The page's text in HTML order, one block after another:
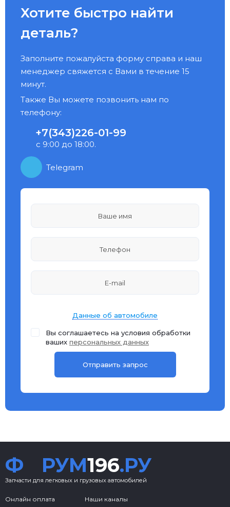
Хотите быстро найти
деталь?
Заполните пожалуйста форму справа и наш
менеджер свяжется с Вами в течение 15
минут.
Также Вы можете позвонить нам по
телефону:
+7(343)226-01-99
с 9:00 до 18:00.
Telegram
Данные об автомобиле
Вы соглашаетесь на условия обработки
ваших персональных данных
Ф РУМ196.РУ
Запчасти для легковых и грузовых автомобилей
Онлайн оплата Наши каналы